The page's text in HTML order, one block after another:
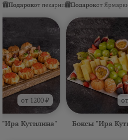
Подарокот пекарни Подарокот
от 1200 ₽
"Ира Кутилина" Боксы "Ира